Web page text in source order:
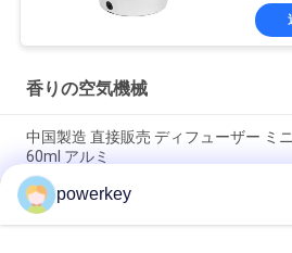
香りの空気機械
中国製造 直接販売 ディフューザー ミ
60ml アルミ
工場直販価格 アロマエッセンシャルオ
60ml アルミ
powerkey